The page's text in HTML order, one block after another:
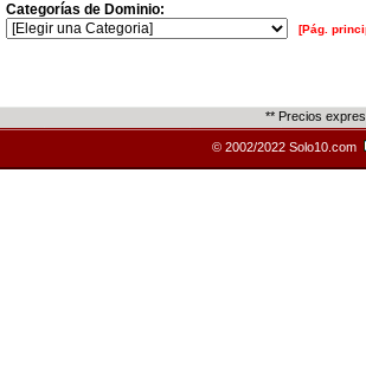
Categorías de Dominio:
[Pág.
** Precios
© 2002/2022 Solo10.com